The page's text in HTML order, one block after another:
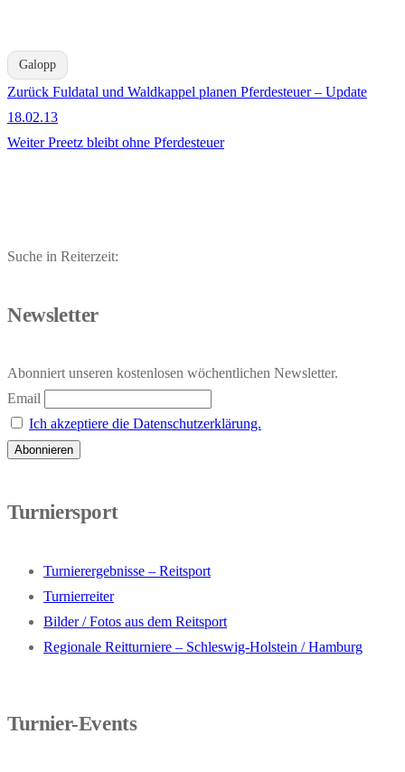
Galopp
Beitragsnavigation
Zurück Vorheriger
Beitrag:
Fuldatal und Waldkappel planen Pferdesteuer – Update
18.02.13
Weiter Nächster
Preetz bleibt ohne Pferdesteuer
Suche in Reiterzeit:
Newsletter
Abonniert unseren kostenlosen wöchentlichen Newsletter.
Email
Ich akzeptiere die Datenschutzerklärung.
Turniersport
Turnierergebnisse – Reitsport
Turnierreiter
Bilder / Fotos aus dem Reitsport
Regionale Reitturniere – Schleswig-Holstein / Hamburg
Turnier-Events